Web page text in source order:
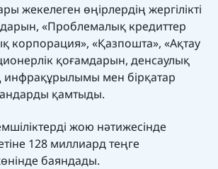
жекелеген өңірлердің жергілікті
«Проблемалық кредиттер
корпорация», «Қазпошта», «Ақтау
қоғамдарын, денсаулық
инфрақұрылымы мен бірқатар
қамтыды.
жою нәтижесінде
128 миллиард теңге
баяндады.